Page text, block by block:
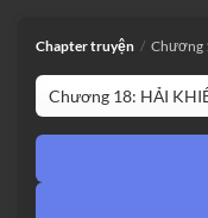
Chapter truyện / Chương